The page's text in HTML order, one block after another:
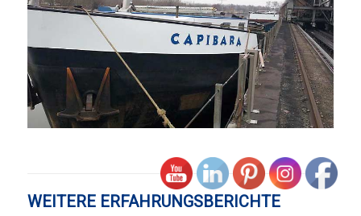
WEITERE ERFAHRUNGSBERICHTE